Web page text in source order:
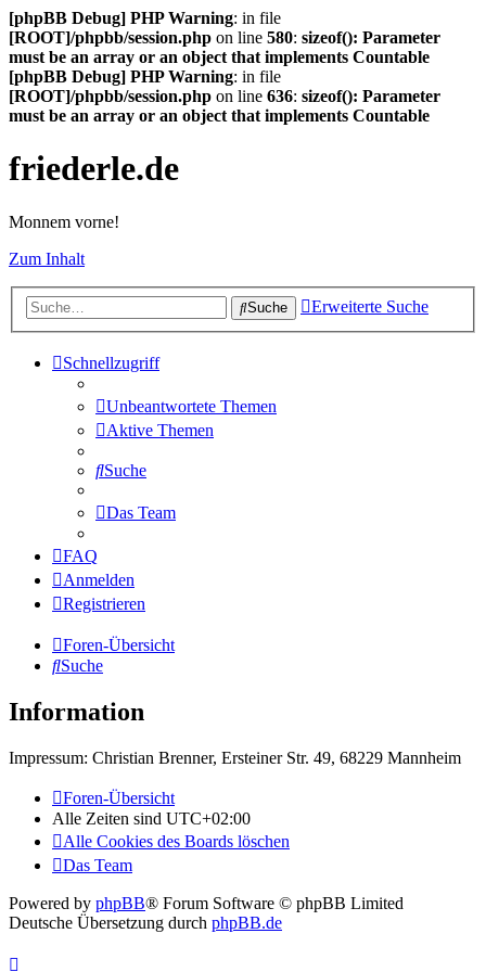
[phpBB Debug] PHP Warning: in file
[ROOT]/phpbb/session.php on line 580: sizeof(): Parameter
must be an array or an object that implements Countable
[phpBB Debug] PHP Warning: in file
[ROOT]/phpbb/session.php on line 636: sizeof(): Parameter
must be an array or an object that implements Countable
friederle.de
Monnem vorne!
Zum Inhalt
Suche Erweiterte Suche
Schnellzugriff
Unbeantwortete Themen
Aktive Themen
Suche
Das Team
FAQ
Anmelden
Registrieren
Foren-Übersicht
Suche
Information
Impressum: Christian Brenner, Ersteiner Str. 49, 68229 Mannheim
Foren-Übersicht
Alle Zeiten sind UTC+02:00
Alle Cookies des Boards löschen
Das Team
Powered by phpBB® Forum Software © phpBB Limited
Deutsche Übersetzung durch phpBB.de